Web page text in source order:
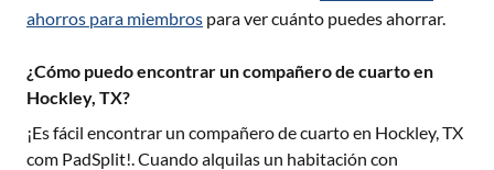
ahorros para miembros para ver cuánto puedes ahorrar.
¿Cómo puedo encontrar un compañero de cuarto en
Hockley, TX?
¡Es fácil encontrar un compañero de cuarto en Hockley, TX
com PadSplit!. Cuando alquilas un habitación con